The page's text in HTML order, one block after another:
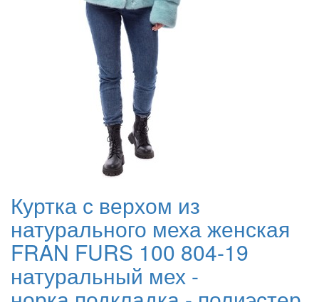
Куртка с верхом из
натурального меха женская
FRAN FURS 100 804-19
натуральный мех -